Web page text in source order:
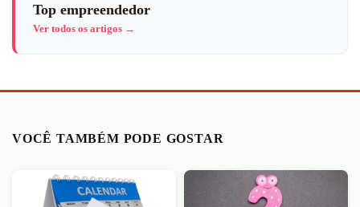
Top empreendedor
Ver todos os artigos →
VOCÊ TAMBÉM PODE GOSTAR